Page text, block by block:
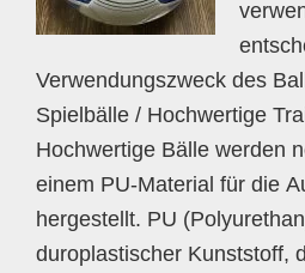
Verwendungszweck des
Spielbälle / Hochwertige
Hochwertige Bälle werden
einem PU-Material für die
hergestellt. PU
duroplastischer Kunststoff,